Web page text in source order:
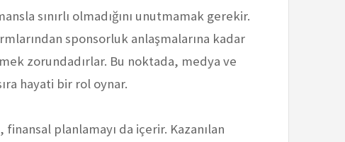
sınırlı olmadığını unutmamak gerekir.
sponsorluk anlaşmalarına kadar
zorundadırlar. Bu noktada, medya ve
hayati bir rol oynar.
planlamayı da içerir. Kazanılan